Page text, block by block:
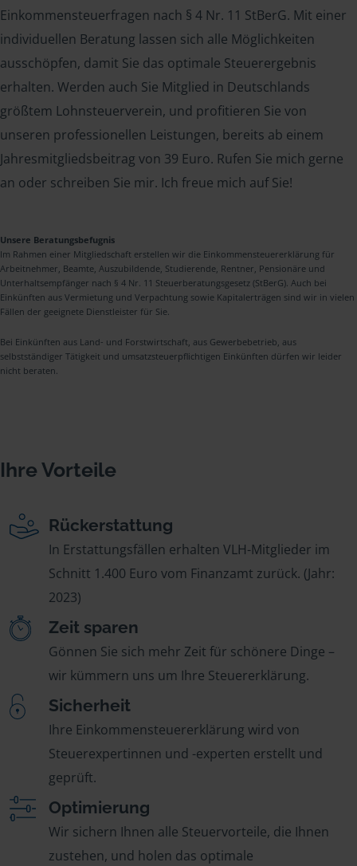
Einkommensteuerfragen nach § 4 Nr. 11 StBerG. Mit einer
individuellen Beratung lassen sich alle Möglichkeiten
ausschöpfen, damit Sie das optimale Steuerergebnis
erhalten. Werden auch Sie Mitglied in Deutschlands
größtem Lohnsteuerverein, und profitieren Sie von
unseren professionellen Leistungen, bereits ab einem
Jahresmitgliedsbeitrag von 39 Euro. Rufen Sie mich gerne
an oder schreiben Sie mir. Ich freue mich auf Sie!
Unsere Beratungsbefugnis
Im Rahmen einer Mitgliedschaft erstellen wir die Einkommensteuererklärung für
Arbeitnehmer, Beamte, Auszubildende, Studierende, Rentner, Pensionäre und
Unterhaltsempfänger nach § 4 Nr. 11 Steuerberatungsgesetz (StBerG). Auch bei
Einkünften aus Vermietung und Verpachtung sowie Kapitalerträgen sind wir in vielen
Fällen der geeignete Dienstleister für Sie.
Bei Einkünften aus Land- und Forstwirtschaft, aus Gewerbebetrieb, aus
selbstständiger Tätigkeit und umsatzsteuerpflichtigen Einkünften dürfen wir leider
nicht beraten.
Ihre Vorteile
Rückerstattung
In Erstattungsfällen erhalten VLH-Mitglieder im
Schnitt 1.400 Euro vom Finanzamt zurück. (Jahr:
2023)
Zeit sparen
Gönnen Sie sich mehr Zeit für schönere Dinge –
wir kümmern uns um Ihre Steuererklärung.
Sicherheit
Ihre Einkommensteuererklärung wird von
Steuerexpertinnen und -experten erstellt und
geprüft.
Optimierung
Wir sichern Ihnen alle Steuervorteile, die Ihnen
zustehen, und holen das optimale